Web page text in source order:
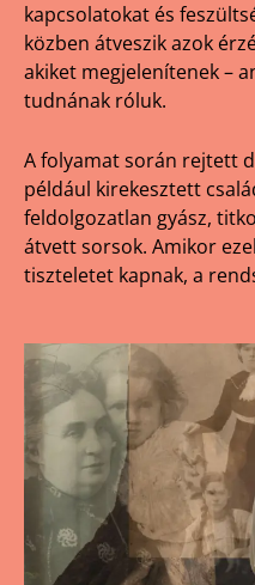
kapcsolatokat és
közben átveszik azok
akiket megjelenítenek –
tudnának róluk.
A folyamat során rejtett
például kirekesztett
feldolgozatlan gyász,
átvett sorsok. Amikor
tiszteletet kapnak, a